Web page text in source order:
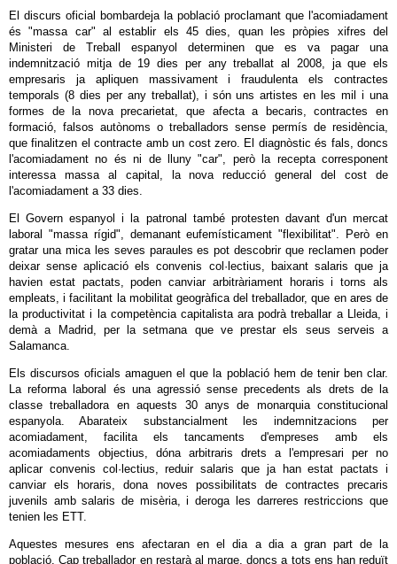
El discurs oficial bombardeja la població proclamant que l'acomiadament
és "massa car" al establir els 45 dies, quan les pròpies xifres del
Ministeri de Treball espanyol determinen que es va pagar una
indemnització mitja de 19 dies per any treballat al 2008, ja que els
empresaris ja apliquen massivament i fraudulenta els contractes
temporals (8 dies per any treballat), i són uns artistes en les mil i una
formes de la nova precarietat, que afecta a becaris, contractes en
formació, falsos autònoms o treballadors sense permís de residència,
que finalitzen el contracte amb un cost zero. El diagnòstic és fals, doncs
l'acomiadament no és ni de lluny "car", però la recepta corresponent
interessa massa al capital, la nova reducció general del cost de
l'acomiadament a 33 dies.
El Govern espanyol i la patronal també protesten davant d'un mercat
laboral "massa rígid", demanant eufemísticament "flexibilitat". Però en
gratar una mica les seves paraules es pot descobrir que reclamen poder
deixar sense aplicació els convenis col·lectius, baixant salaris que ja
havien estat pactats, poden canviar arbitràriament horaris i torns als
empleats, i facilitant la mobilitat geogràfica del treballador, que en ares de
la productivitat i la competència capitalista ara podrà treballar a Lleida, i
demà a Madrid, per la setmana que ve prestar els seus serveis a
Salamanca.
Els discursos oficials amaguen el que la població hem de tenir ben clar.
La reforma laboral és una agressió sense precedents als drets de la
classe treballadora en aquests 30 anys de monarquia constitucional
espanyola. Abarateix substancialment les indemnitzacions per
acomiadament, facilita els tancaments d'empreses amb els
acomiadaments objectius, dóna arbitraris drets a l'empresari per no
aplicar convenis col·lectius, reduir salaris que ja han estat pactats i
canviar els horaris, dona noves possibilitats de contractes precaris
juvenils amb salaris de misèria, i deroga les darreres restriccions que
tenien les ETT.
Aquestes mesures ens afectaran en el dia a dia a gran part de la
població. Cap treballador en restarà al marge, doncs a tots ens han reduït